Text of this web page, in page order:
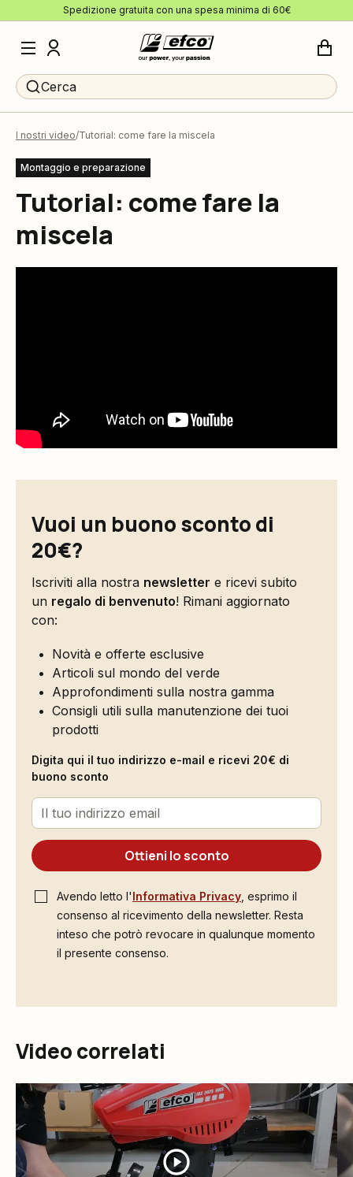
Spedizione gratuita con una spesa minima di 60€
Cerca
I nostri video Tutorial: come fare la miscela
Montaggio e preparazione
Tutorial: come fare la
miscela
Vuoi un buono sconto di
20€?
Iscriviti alla nostra newsletter e ricevi subito
un regalo di benvenuto! Rimani aggiornato
con:
Novità e offerte esclusive
Articoli sul mondo del verde
Approfondimenti sulla nostra gamma
Consigli utili sulla manutenzione dei tuoi
prodotti
Digita qui il tuo indirizzo e-mail e ricevi 20€ di
buono sconto
Ottieni lo sconto
Avendo letto l'Informativa Privacy , esprimo il
consenso al ricevimento della newsletter. Resta
inteso che potrò revocare in qualunque momento
il presente consenso.
Video correlati